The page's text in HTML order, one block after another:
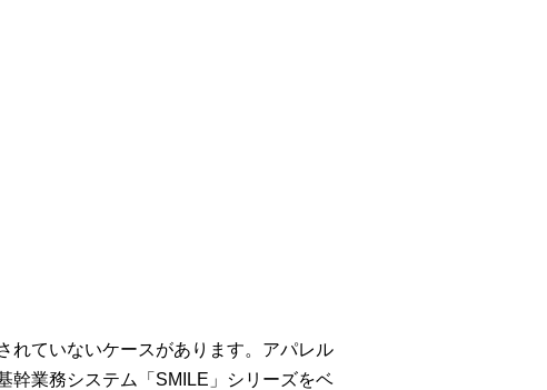
れていないケースがあります。アパレル
幹業務システム「SMILE」シリーズをベ